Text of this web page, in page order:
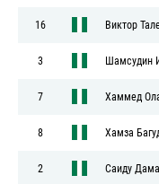
16 Виктор
3 Шамсудин
7 Хаммед
8 Хамза
2 Саиду